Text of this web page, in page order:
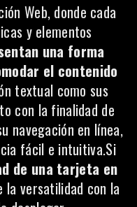
Web, donde cada
y elementos
una forma
el contenido
textual como sus
con la finalidad de
navegación en línea,
fácil e intuitiva.Si
de una tarjeta en
la versatilidad con la